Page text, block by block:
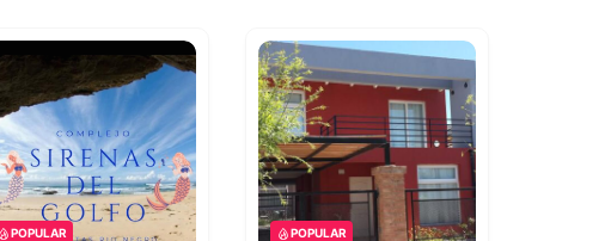
POPULAR POPULAR